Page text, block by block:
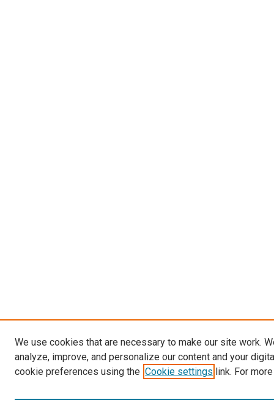
We use cookies that are necessary to make our site work.
analyze, improve, and personalize our content and your
cookie preferences using the Cookie settings link. For